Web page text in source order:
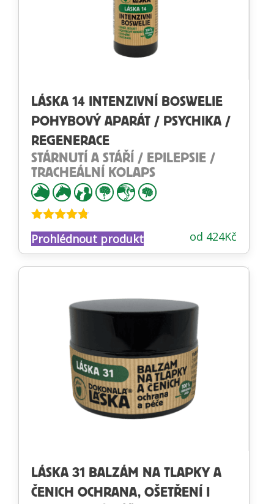
LÁSKA 14 INTENZIVNÍ BOSWELIE
POHYBOVÝ APARÁT / PSYCHIKA /
REGENERACE
STÁRNUTÍ A STÁŘÍ / EPILEPSIE /
TRACHEÁLNÍ KOLAPS
Hodnocení
4.68z 5 od 424Kč
Prohlédnout produkt
LÁSKA 31 BALZÁM NA TLAPKY A
ČENICH OCHRANA, OŠETŘENÍ I